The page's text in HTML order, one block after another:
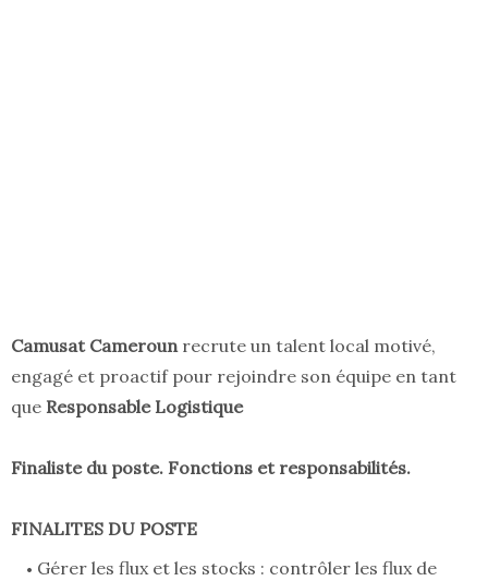
Camusat Camerounrecrute un talent local motivé,
engagé et proactif pour rejoindre son équipe en tant
que Responsable Logistique
Finaliste du poste. Fonctions et responsabilités.
FINALITES DU POSTE
Gérer les flux et les stocks : contrôler les flux de